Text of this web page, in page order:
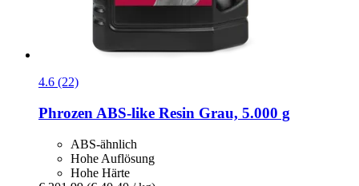
4.6 (22)
PhrozenABS-​like Resin Grau, 5.000 g
ABS-ähnlich
Hohe Auflösung
Hohe Härte